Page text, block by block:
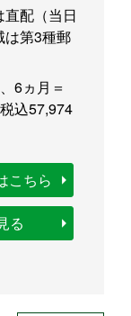
配（当日
は第3種郵
6ヵ月＝
込57,974
こちら
る